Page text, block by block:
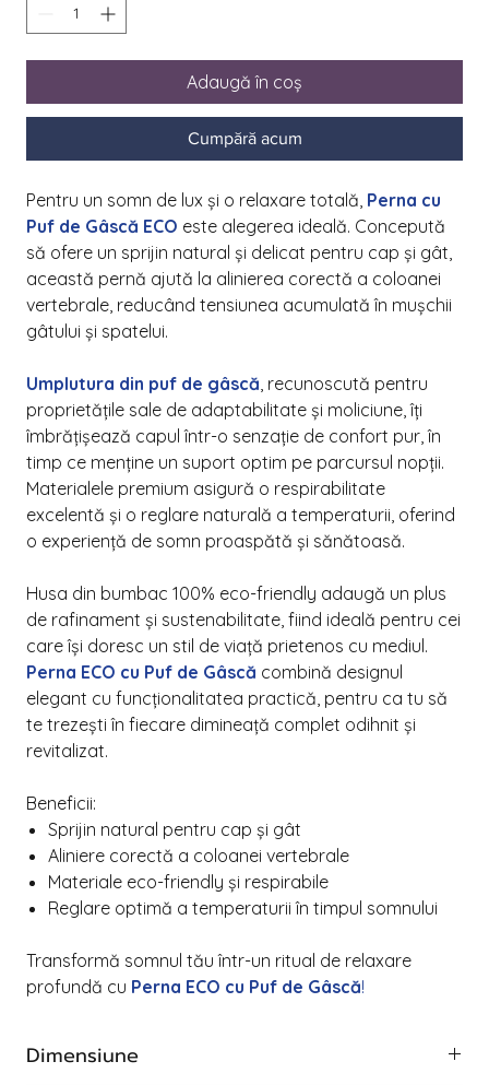
Adaugă în coș
Cumpără acum
Pentru un somn de lux și o relaxare totală, Perna cu
Puf de Gâscă ECO este alegerea ideală. Concepută
să ofere un sprijin natural și delicat pentru cap și gât,
această pernă ajută la alinierea corectă a coloanei
vertebrale, reducând tensiunea acumulată în mușchii
gâtului și spatelui.
Umplutura din puf de gâscă, recunoscută pentru
proprietățile sale de adaptabilitate și moliciune, îți
îmbrățișează capul într-o senzație de confort pur, în
timp ce menține un suport optim pe parcursul nopții.
Materialele premium asigură o respirabilitate
excelentă și o reglare naturală a temperaturii, oferind
o experiență de somn proaspătă și sănătoasă.
Husa din bumbac 100% eco-friendly adaugă un plus
de rafinament și sustenabilitate, fiind ideală pentru cei
care își doresc un stil de viață prietenos cu mediul.
Perna ECO cu Puf de Gâscă combină designul
elegant cu funcționalitatea practică, pentru ca tu să
te trezești în fiecare dimineață complet odihnit și
revitalizat.
Beneficii:
Sprijin natural pentru cap și gât
Aliniere corectă a coloanei vertebrale
Materiale eco-friendly și respirabile
Reglare optimă a temperaturii în timpul somnului
Transformă somnul tău într-un ritual de relaxare
profundă cu Perna ECO cu Puf de Gâscă!
Dimensiune